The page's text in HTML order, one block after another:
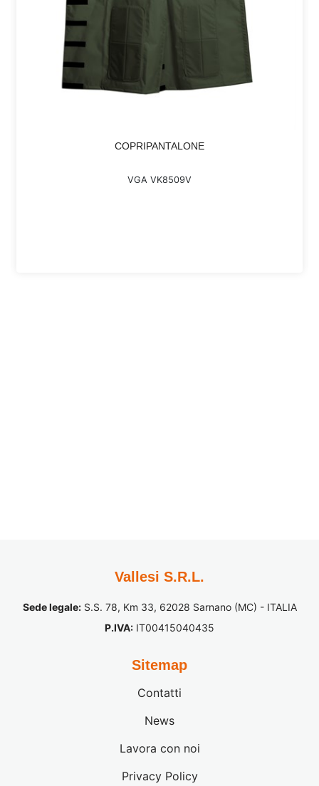
COPRIPANTALONE
VGA VK8509V
Vallesi S.R.L.
Sede legale:S.S. 78, Km 33, 62028 Sarnano (MC) - ITALIA
P.IVA: IT00415040435
Sitemap
Contatti
News
Lavora con noi
Privacy Policy